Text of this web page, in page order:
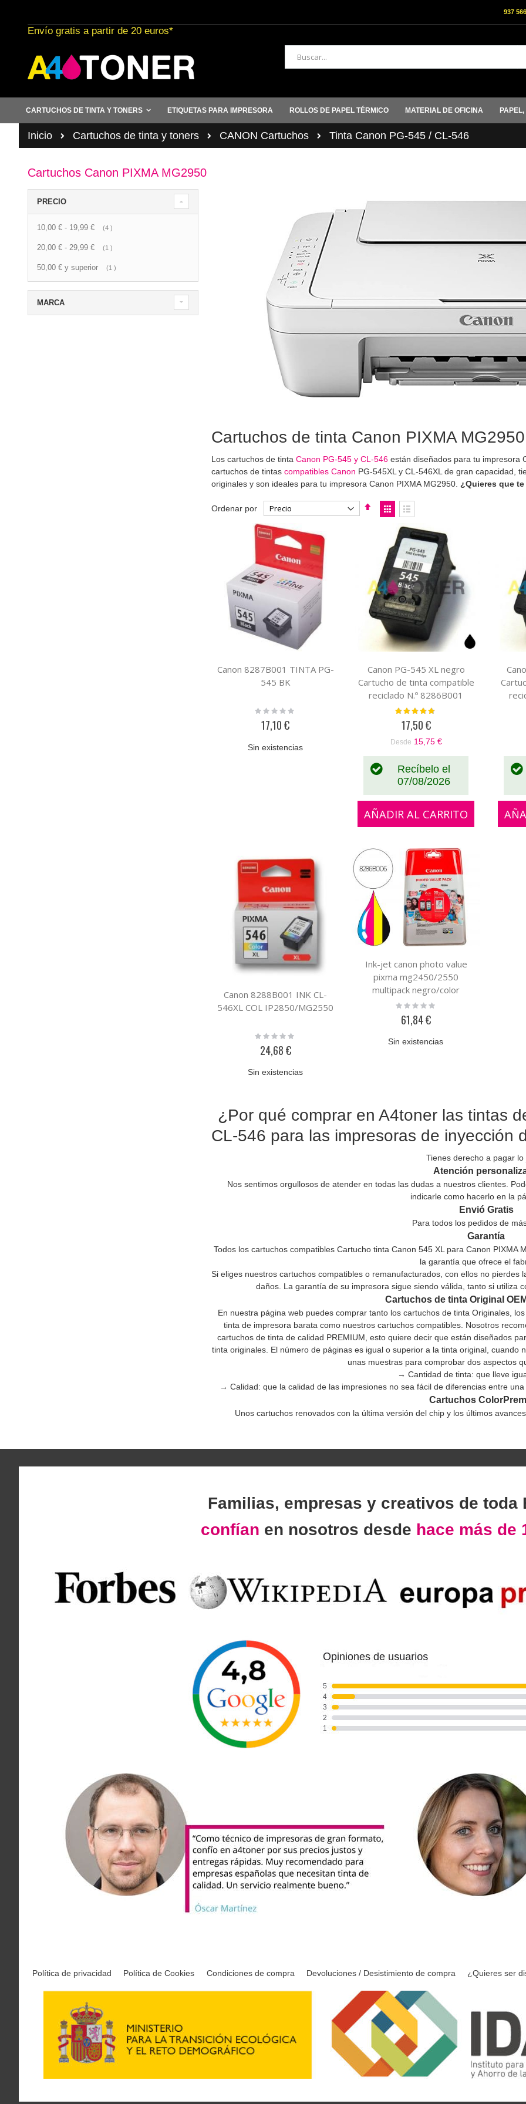
al
contenido
937
Envío gratis a partir de 20 euros*
Buscar
CARTUCHOS DE TINTA Y TONERS ETIQUETAS PARA IMPRESORA ROLLOS DE PAPEL TÉRMICO MATERIAL DE OFICINA PAPEL,
Inicio Cartuchos de tinta y toners CANON Cartuchos Tinta Canon PG-545 / CL-546
Cartuchos Canon PIXMA MG2950
Cartuchos de tinta Canon PIXMA
Los cartuchos de tinta Canon PG-545 y CL-546están diseñados para tu impresora
cartuchos de tintas compatibles Canon PG-545XL y CL-546XL de gran capacidad,
originales y son ideales para tu impresora Canon PIXMA MG2950. ¿Quieres que
Ordenar por
Fijar
Dirección
Descendente
Ver
como
Canon 8287B001 TINTA PG-
545 BK
Rating:
17,10 €
Sin existencias
Canon PG-545 XL negro
Cartucho de tinta compatible
reciclado N.º 8286B001
Valoración:
17,50 €
Desde 15,75 €
Recíbelo el
07/08/2026
AÑADIR AL CARRITO
Canon 8288B001 INK CL-
546XL COL IP2850/MG2550
Rating:
24,68 €
Sin existencias
Ink-jet canon photo value
pixma mg2450/2550
multipack negro/color
pg545xl+ cl546xl +50 hojas
papel foto 10x15 cm
Rating:
61,84 €
Sin existencias
¿Por qué comprar en A4toner las tintas
CL-546 para las impresoras de inyección
Tienes derecho a pagar lo
Atención
Nos sentimos orgullosos de atender en todas las dudas a nuestros clientes.
indicarle como hacerlo en la
Envió Gratis
Para todos los pedidos de
Garantía
Todos los cartuchos compatibles Cartucho tinta Canon 545 XL para Canon
la garantía que ofrece el
Si eliges nuestros cartuchos compatibles o remanufacturados, con ellos no
daños. La garantía de su impresora sigue siendo válida, tanto si utiliza
Cartuchos de tinta Original
En nuestra página web puedes comprar tanto los cartuchos de tinta Originales,
tinta de impresora barata como nuestros cartuchos compatibles. Nosotros
cartuchos de tinta de calidad PREMIUM, esto quiere decir que están diseñados
tinta originales. El número de páginas es igual o superior a la tinta original,
unas muestras para comprobar dos aspectos
→ Cantidad de tinta: que lleve
→ Calidad: que la calidad de las impresiones no sea fácil de diferencias entre
Cartuchos
Unos cartuchos renovados con la última versión del chip y los últimos
PRECIO
10,00 € - 19,99 € 4 artículo
20,00 € - 29,99 € 1 artículo
50,00 € y superior 1 artículo
MARCA
Familias, empresas y creativos de toda
confían en nosotros desde hace más de
Política de privacidad Política de Cookies Condiciones de compra Devoluciones / Desistimiento de compra ¿Quieres ser